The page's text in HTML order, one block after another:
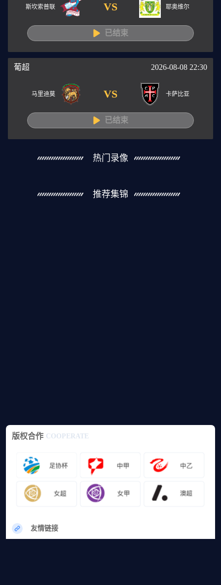
斯坎索普联 VS 耶奥维尔
已结束
葡超 2026-08-08 22:30
马里迪莫 VS 卡萨比亚
已结束
热门录像
推荐集锦
版权合作 COOPERATE
友情链接